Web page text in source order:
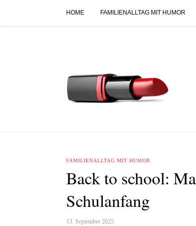
HOME FAMILIENALLTAG MIT HUMOR
FAMILIENALLTAG MIT HUMOR
Back to school:
Schulanfang
13. September 2025